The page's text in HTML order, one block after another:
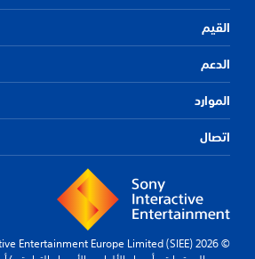
القيم
الدعم
الموارد
اتصال
© 2026 Sony Interactive Entertainment Europe Limited (SIEE)